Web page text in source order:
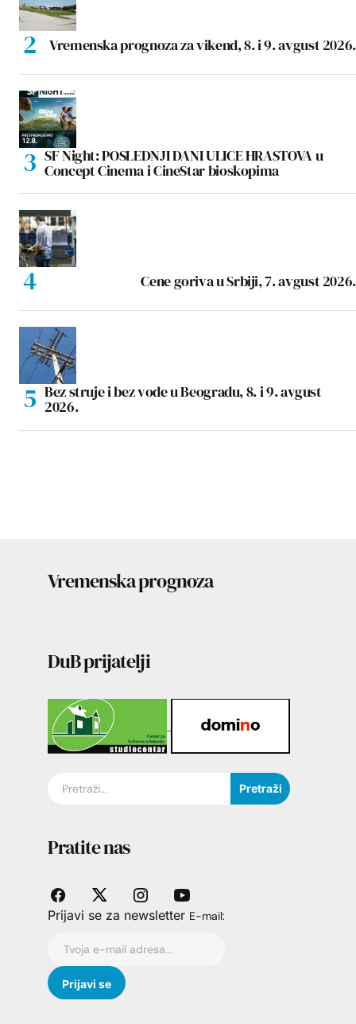
Vremenska prognoza za vikend, 8. i 9. avgust 2026.
SF Night: POSLEDNJI DANI ULICE HRASTOVA u
Concept Cinema i CineStar bioskopima
Cene goriva u Srbiji, 7. avgust 2026.
Bez struje i bez vode u Beogradu, 8. i 9. avgust
2026.
Vremenska prognoza
DuB prijatelji
Pretraži
Pratite nas
Prijavi se za newsletter E-mail: